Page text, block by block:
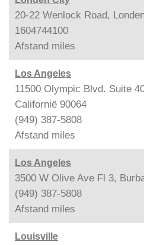
20-22 Wenlock Road,
1604744100
Afstand miles
Los Angeles
11500 Olympic Blvd. Suite
Californië 90064
(949) 387-5808
Afstand miles
Los Angeles
3500 W Olive Ave Fl 3,
(949) 387-5808
Afstand miles
Louisville